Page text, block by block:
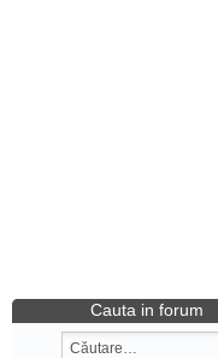
Cauta in forum